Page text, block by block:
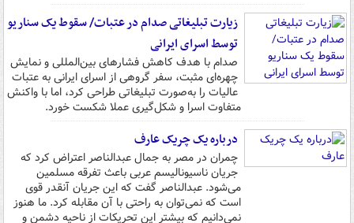
زیارت تبلیغاتی صدام در عتبات/ سقوط یک سناریو
توسط اسرای ایرانی
صدام با هدف کاهش فشارهای بین‌المللی و نمایش
چهره‌ای مثبت، سفر گروهی از اسرای ایرانی به عتبات
عالیات را به‌صورت تبلیغاتی طراحی کرد، اما با واکنش
متفاوت اسرا و شکل‌گیری عملا شکست خورد.
درباره یک چریک عارف
چمران در مصر به جمال عبدالناصر اعتراض کرد که
جریان ناسیونالیسم عربی باعث تفرقه مسلمین
می‌شود. عبدالناصر گفت که این جریان آنقدر قوی
است که نمی‌توان به راحتی با آن مقابله کرد. ما هنوز
نمی‌دانیم که بیشتر این تحریکات از ناحیه دشمن و